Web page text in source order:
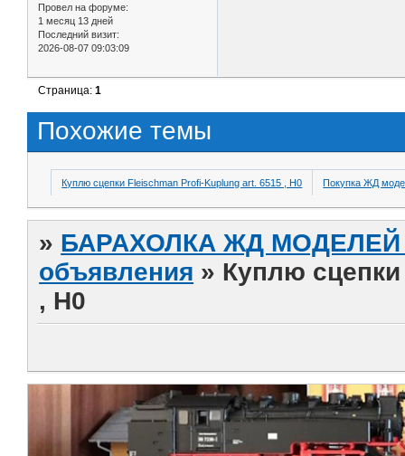
Провел на форуме:
1 месяц 13 дней
Последний визит:
2026-08-07 09:03:09
Страница:1
Похожие темы
Куплю сцепки Fleischman Profi-Kuplung art. 6515 , H0 Покупка ЖД
» БАРАХОЛКА ЖД МОДЕЛЕЙ
объявления » Куплю
, H0